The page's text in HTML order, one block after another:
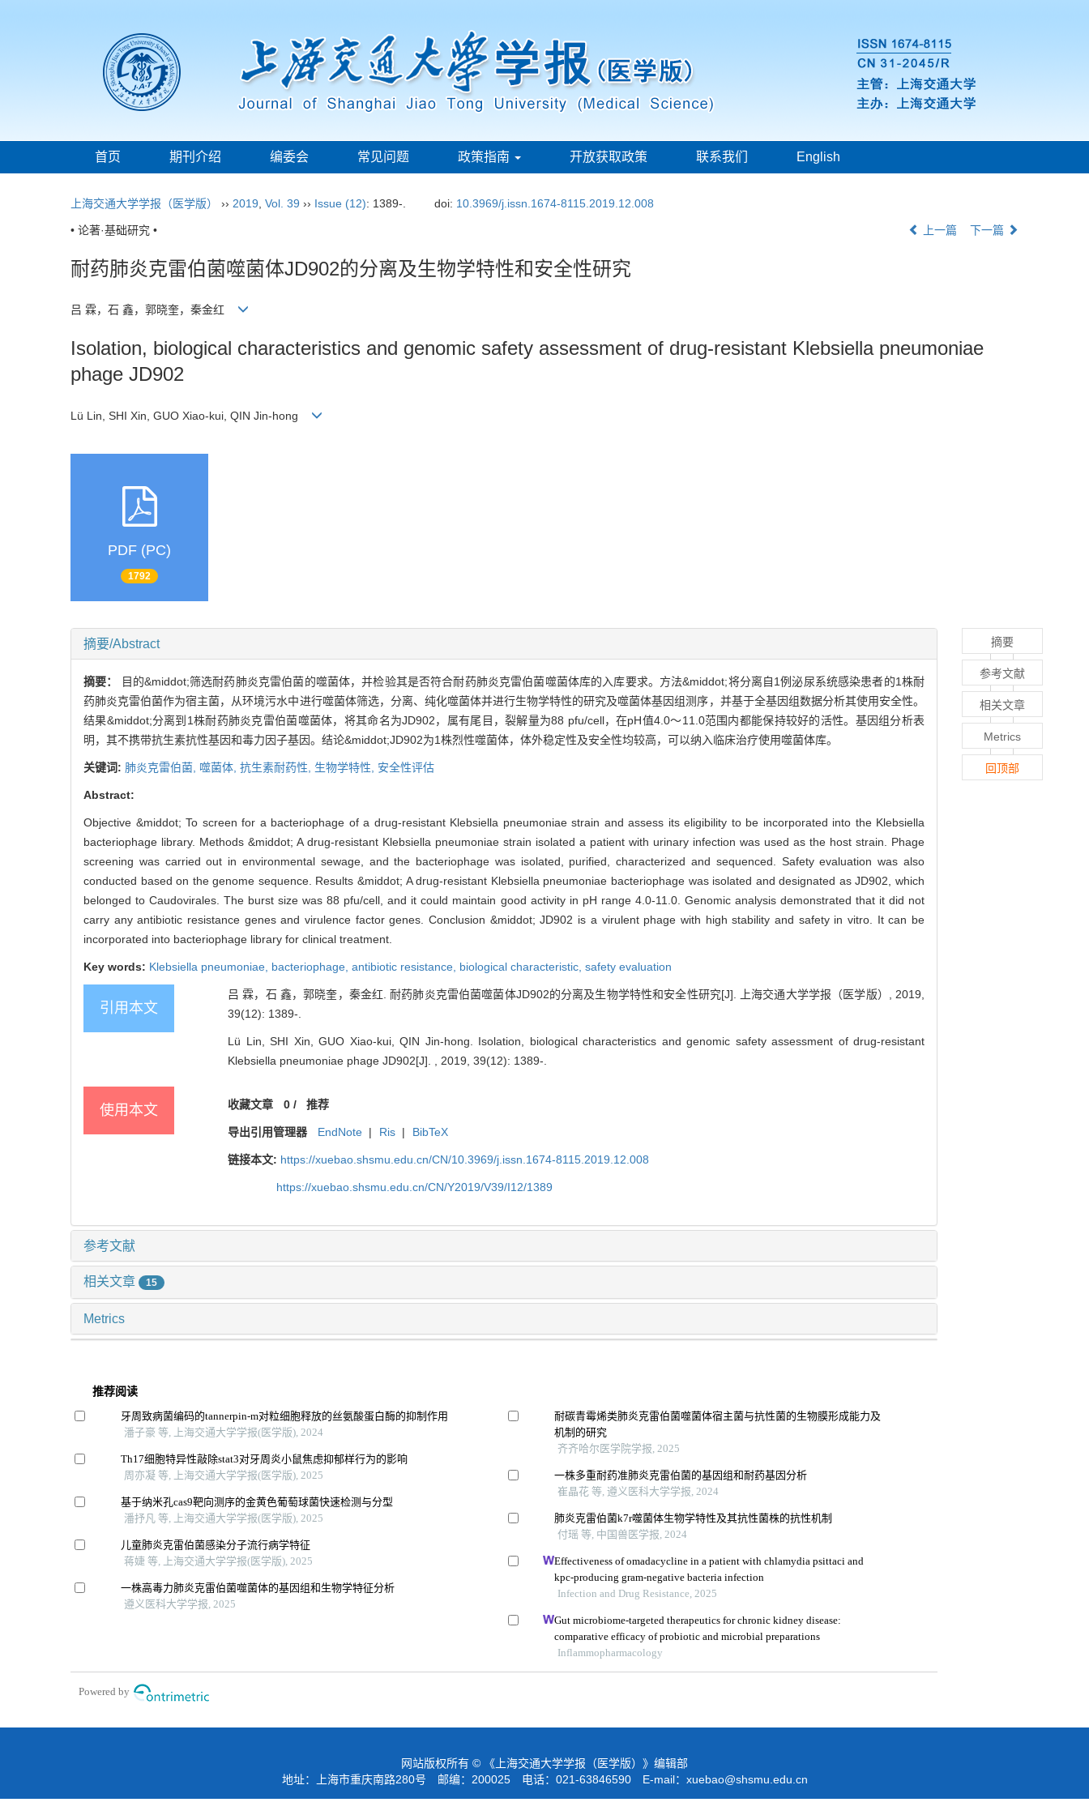
首页 期刊介绍 编委会 常见问题 政策指南 开放获取政策 联系我们 English
上海交通大学学报（医学版） ›› 2019 Vol. 39 ›› Issue (12): 1389-. doi: 10.3969/j.issn.1674-8115.2019.12.008
• 论著·基础研究 • 上一篇 下一篇
耐药肺炎克雷伯菌噬菌体JD902的分离及生物学特性和安全性研究
吕 霖，石 鑫，郭晓奎，秦金红
Isolation, biological characteristics and genomic safety assessment of drug-resistant Klebsiella pneumoniae
phage JD902
Lü Lin, SHI Xin, GUO Xiao-kui, QIN Jin-hong
PDF (PC)
1792
摘要/Abstract
摘要：
目的&middot;筛选耐药肺炎克雷伯菌的噬菌体，并检验其是否符合耐药肺炎克雷伯菌噬菌体库的入库要求。方法&middot;将分离自1例泌尿系统感染患者的1株耐
药肺炎克雷伯菌作为宿主菌，从环境污水中进行噬菌体筛选，分离、纯化噬菌体并进行生物学特性的研究及噬菌体基因组测序，并基于全基因组数据分析其使用安全性。
结果&middot;分离到1株耐药肺炎克雷伯菌噬菌体，将其命名为JD902，属有尾目，裂解量为88 pfu/cell，在pH值4.0～11.0范围内都能保持较好的活性。基因组分析表
明，其不携带抗生素抗性基因和毒力因子基因。结论&middot;JD902为1株烈性噬菌体，体外稳定性及安全性均较高，可以纳入临床治疗使用噬菌体库。
关键词: 肺炎克雷伯菌, 噬菌体, 抗生素耐药性, 生物学特性, 安全性评估
Abstract:
Objective &middot; To screen for a bacteriophage of a drug-resistant Klebsiella pneumoniae strain and assess its eligibility to be incorporated into the Klebsiella
bacteriophage library. Methods &middot; A drug-resistant Klebsiella pneumoniae strain isolated a patient with urinary infection was used as the host strain. Phage
screening was carried out in environmental sewage, and the bacteriophage was isolated, purified, characterized and sequenced. Safety evaluation was also
conducted based on the genome sequence. Results &middot; A drug-resistant Klebsiella pneumoniae bacteriophage was isolated and designated as JD902, which
belonged to Caudovirales. The burst size was 88 pfu/cell, and it could maintain good activity in pH range 4.0-11.0. Genomic analysis demonstrated that it did not
carry any antibiotic resistance genes and virulence factor genes. Conclusion &middot; JD902 is a virulent phage with high stability and safety in vitro. It can be
incorporated into bacteriophage library for clinical treatment.
Key words: Klebsiella pneumoniae, bacteriophage, antibiotic resistance, biological characteristic, safety evaluation
引用本文
吕 霖，石 鑫，郭晓奎，秦金红. 耐药肺炎克雷伯菌噬菌体JD902的分离及生物学特性和安全性研究[J]. 上海交通大学学报（医学版）, 2019,
39(12): 1389-.
Lü Lin, SHI Xin, GUO Xiao-kui, QIN Jin-hong. Isolation, biological characteristics and genomic safety assessment of drug-resistant
Klebsiella pneumoniae phage JD902[J]. , 2019, 39(12): 1389-.
使用本文 收藏文章 0/ 推荐
导出引用管理器 EndNote | Ris | BibTeX
链接本文: https://xuebao.shsmu.edu.cn/CN/10.3969/j.issn.1674-8115.2019.12.008
https://xuebao.shsmu.edu.cn/CN/Y2019/V39/I12/1389
参考文献
相关文章 15
Metrics
推荐阅读
牙周致病菌编码的tannerpin-m对粒细胞释放的丝氨酸蛋白酶的抑制作用
潘子豪 等, 上海交通大学学报(医学版), 2024
Th17细胞特异性敲除stat3对牙周炎小鼠焦虑抑郁样行为的影响
周亦凝 等, 上海交通大学学报(医学版), 2025
基于纳米孔cas9靶向测序的金黄色葡萄球菌快速检测与分型
潘抒凡 等, 上海交通大学学报(医学版), 2025
儿童肺炎克雷伯菌感染分子流行病学特征
蒋婕 等, 上海交通大学学报(医学版), 2025
一株高毒力肺炎克雷伯菌噬菌体的基因组和生物学特征分析
遵义医科大学学报, 2025
耐碳青霉烯类肺炎克雷伯菌噬菌体宿主菌与抗性菌的生物膜形成能力及
机制的研究
齐齐哈尔医学院学报, 2025
一株多重耐药准肺炎克雷伯菌的基因组和耐药基因分析
崔晶花 等, 遵义医科大学学报, 2024
肺炎克雷伯菌k7r噬菌体生物学特性及其抗性菌株的抗性机制
付瑶 等, 中国兽医学报, 2024
Effectiveness of omadacycline in a patient with chlamydia psittaci and
kpc-producing gram-negative bacteria infection
Infection and Drug Resistance, 2025
Gut microbiome-targeted therapeutics for chronic kidney disease:
comparative efficacy of probiotic and microbial preparations
Inflammopharmacology
Powered by
摘要
参考文献
相关文章
Metrics
回顶部
网站版权所有 © 《上海交通大学学报（医学版）》编辑部
地址：上海市重庆南路280号 邮编：200025 电话：021-63846590 E-mail： xuebao@shsmu.edu.cn